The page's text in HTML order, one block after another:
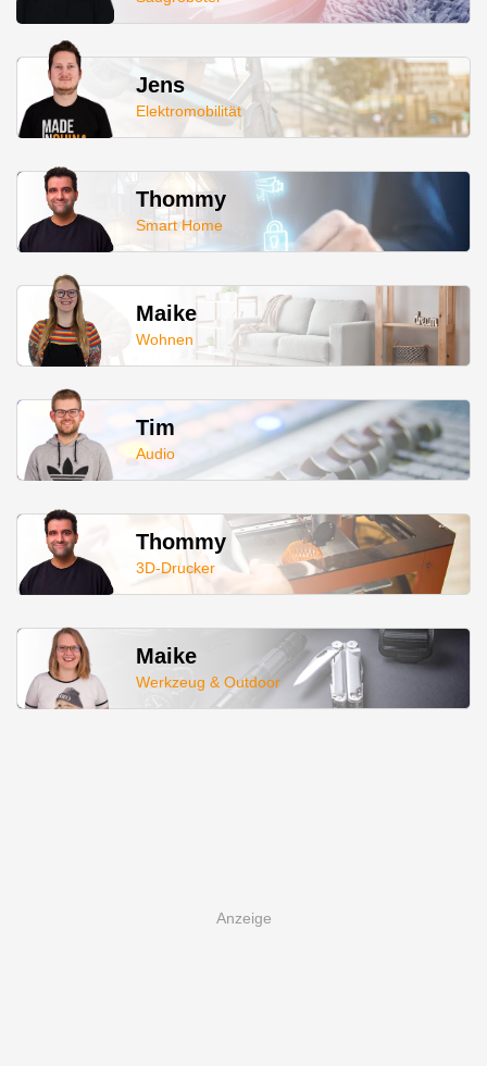
Jens
Elektromobilität
Thommy
Smart Home
Maike
Wohnen
Tim
Audio
Thommy
3D-Drucker
Maike
Werkzeug & Outdoor